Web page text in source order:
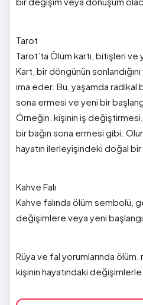
Tarot
Tarot’ta Ölüm kartı, bitişleri
Kart, bir döngünün
ima eder. Bu, yaşamda radikal
sona ermesi ve yeni bir
Örneğin, kişinin iş değiştirmesi,
bir bağın sona ermesi gibi.
hayatın ilerleyişindeki doğal
Kahve Falı
Kahve falında ölüm sembolü,
değişimlere veya yeni
Rüya ve fal yorumlarında ölüm,
kişinin hayatındaki değişimlerle